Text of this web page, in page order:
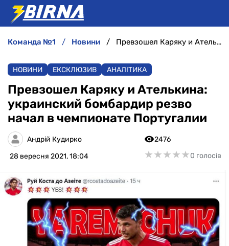
АНАЛІТИКА
ІНТЕРВ'Ю
РІЗНЕ
БУКМЕКЕРИ
команда №1 новини Превзошел Каряку и Ателькина: украинский бомбардир резво начал в чемпионате Португалии
НОВИНИ ЕКСКЛЮЗИВ АНАЛІТИКА
Превзошел Каряку и Ателькина:
украинский бомбардир резво
начал в чемпионате Португалии
Андрій Кудирко
28 вересня 2021, 18:04
2476
★★★★★
★★★★★0 голосів